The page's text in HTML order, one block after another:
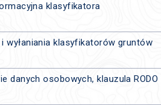
klasyfikatora
wyłaniania klasyfikatorów gruntów
danych osobowych, klauzula RODO